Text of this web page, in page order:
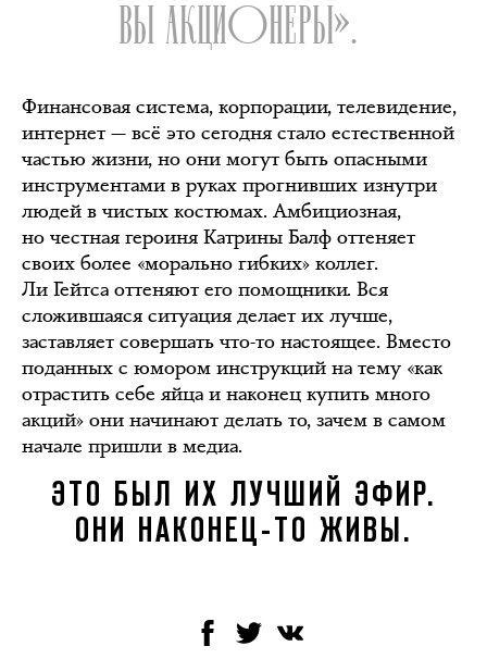
ВЫ АКЦИОНЕРЫ».
Финансовая система, корпорации, телевидение,
интернет — всё это сегодня стало естественной
частью жизни, но они могут быть опасными
инструментами в руках прогнивших изнутри
людей в чистых костюмах. Амбициозная,
но честная героиня Катрины Балф оттеняет
своих более «морально гибких» коллег.
Ли Гейтса оттеняют его помощники. Вся
сложившаяся ситуация делает их лучше,
заставляет совершать что-то настоящее. Вместо
поданных с юмором инструкций на тему «как
отрастить себе яйца и наконец купить много
акций» они начинают делать то, зачем в самом
начале пришли в медиа.
ЭТО БЫЛ ИХ ЛУЧШИЙ ЭФИР.
ОНИ НАКОНЕЦ-ТО ЖИВЫ.